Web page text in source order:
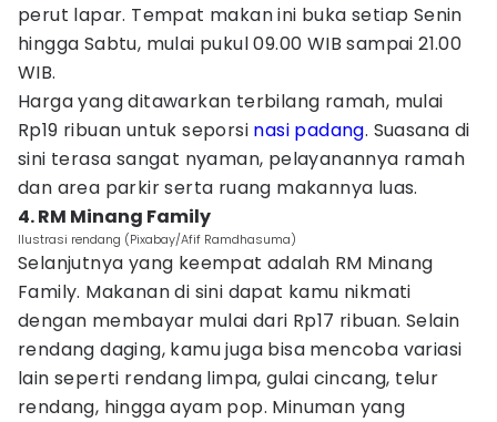
perut lapar. Tempat makan ini buka setiap Senin
hingga Sabtu, mulai pukul 09.00 WIB sampai 21.00
WIB.
Harga yang ditawarkan terbilang ramah, mulai
Rp19 ribuan untuk seporsi nasi padang. Suasana di
sini terasa sangat nyaman, pelayanannya ramah
dan area parkir serta ruang makannya luas.
4. RM Minang Family
Ilustrasi rendang (Pixabay/Afif Ramdhasuma)
Selanjutnya yang keempat adalah RM Minang
Family. Makanan di sini dapat kamu nikmati
dengan membayar mulai dari Rp17 ribuan. Selain
rendang daging, kamu juga bisa mencoba variasi
lain seperti rendang limpa, gulai cincang, telur
rendang, hingga ayam pop. Minuman yang